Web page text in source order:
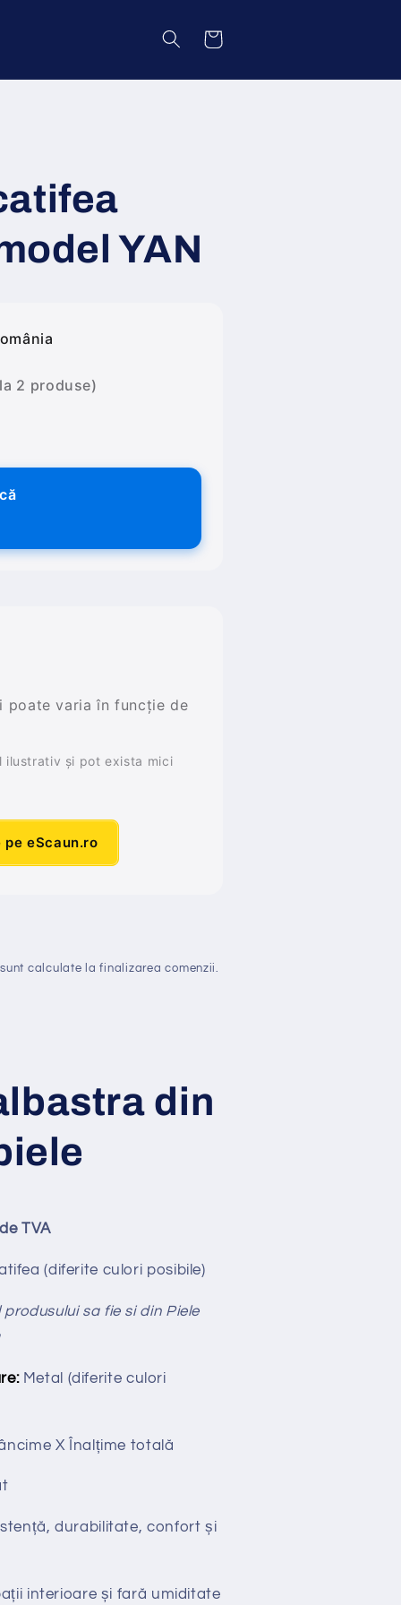
Coș
YAN
2 produse)
poate varia în funcție de
ilustrativ și pot exista mici
eScaun.ro
calculate la finalizarea comenzii.
din
TVA
(diferite culori posibile)
sa fie si din Piele
Metal (diferite culori
X Înalțime totală
durabilitate, confort și
interioare și fară umiditate